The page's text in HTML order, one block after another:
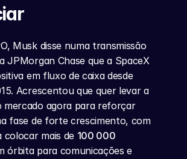
Musk disse numa transmissão
JPMorgan Chase que a SpaceX
em fluxo de caixa desde
Acrescentou que quer levar a
mercado agora para reforçar
fase de forte crescimento, com
colocar mais de 100 000
órbita para comunicações e